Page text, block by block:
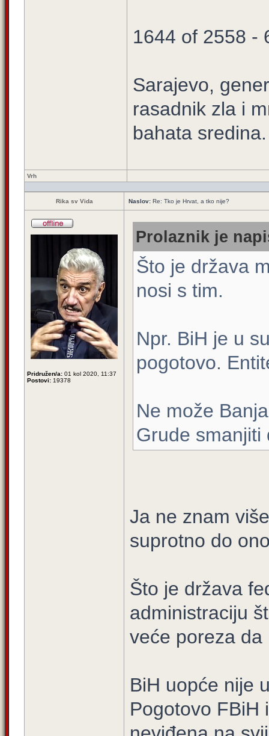
1644 of 2558 -
Sarajevo,
rasadnik zla i
bahata sredina.
Vrh
Rika sv Vida Naslov: Re: Tko je Hrvat, a tko nije?
Pridružen/a: 01 kol 2020, 11:37
Postovi: 19378
Prolaznik je
Što je država
nosi s tim.
Npr. BiH je u
pogotovo.
Ne može
Grude smanjiti
Ja ne znam
suprotno do
Što je država
administraciju
veće poreza
BiH uopće nije
Pogotovo FBiH